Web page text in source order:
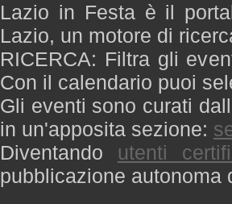
Lazio in Festa è il
Lazio, un motore di
RICERCA: Filtra gli
Con il calendario puoi
Gli eventi sono curati
in un'apposita sezione:
Diventando utenti
pubblicazione autonoma